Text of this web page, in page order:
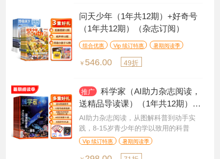
问天少年（1年共12期）+好奇号
（1年共12期）（杂志订阅）
组合优惠 Vip 续订特惠 暑期阅读季
￥ 546.00 49折
推广
科学家（AI助力杂志阅读，
送精品导读课）（1年共12期）
（杂志订阅）+AI知识能量卡
AI助力杂志阅读，从图解科普到动手实
践，8-15岁青少年的学以致用的科普
Vip 续订特惠 暑期阅读季